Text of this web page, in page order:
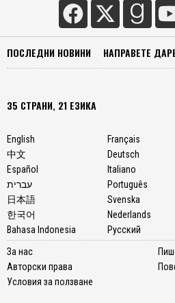
ПОСЛЕДНИ НОВИНИ НАПРАВЕТЕ
35 СТРАНИ, 21 ЕЗИКА
English
中文
Español
עברית
日本語
한국어
Bahasa Indonesia
Français
Deutsch
Italiano
Português
Svenska
Nederlands
Русский
За нас
Авторски права
Условия за ползване